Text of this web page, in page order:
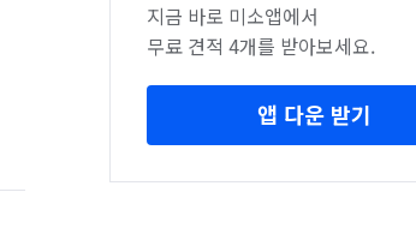
지금 바로 미소앱에서
무료 견적 4개를 받아보세요.
앱 다운 받기